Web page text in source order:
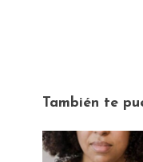
También te